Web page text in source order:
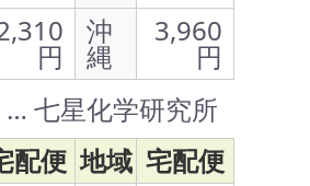
円
沖
縄
3,960
円
… 七星化学研究所
配便 地域 宅配便